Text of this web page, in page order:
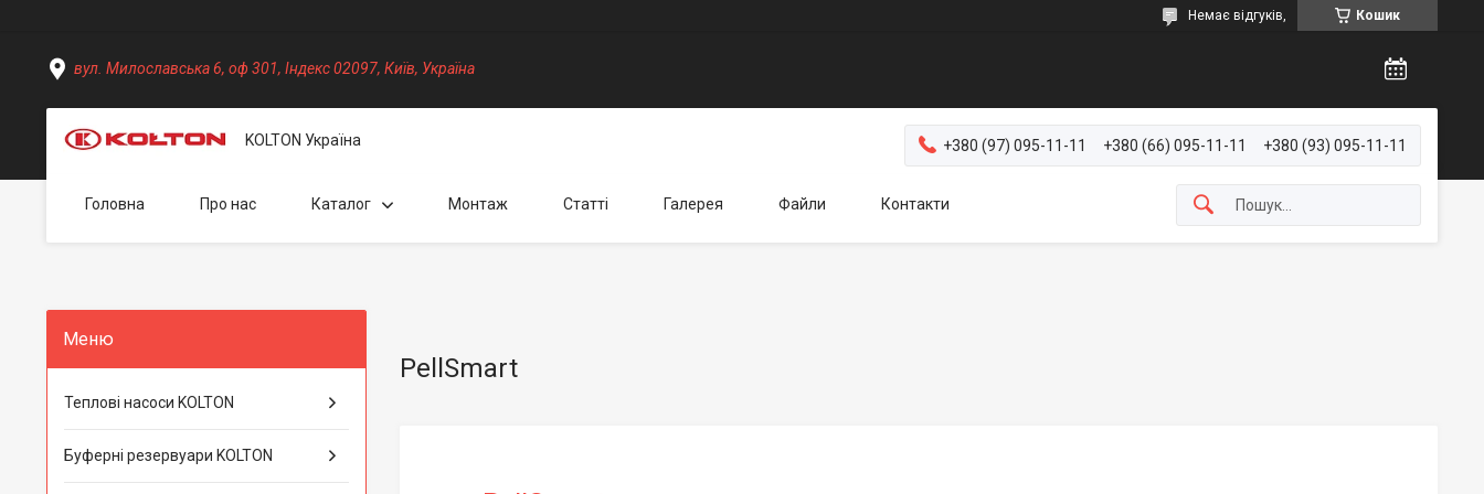
Кошик
Немає відгуків,
вул. Милославська 6, оф 301, Індекс 02097, Київ, Україна
KOLTON Україна +380 (97) 095-11-11 +380 (66) 095-11-11 +380 (93) 095-11-11
Головна Про нас Каталог Монтаж Статті Галерея Файли Контакти
PellSmart
Теплові насоси KOLTON
Буферні резервуари KOLTON